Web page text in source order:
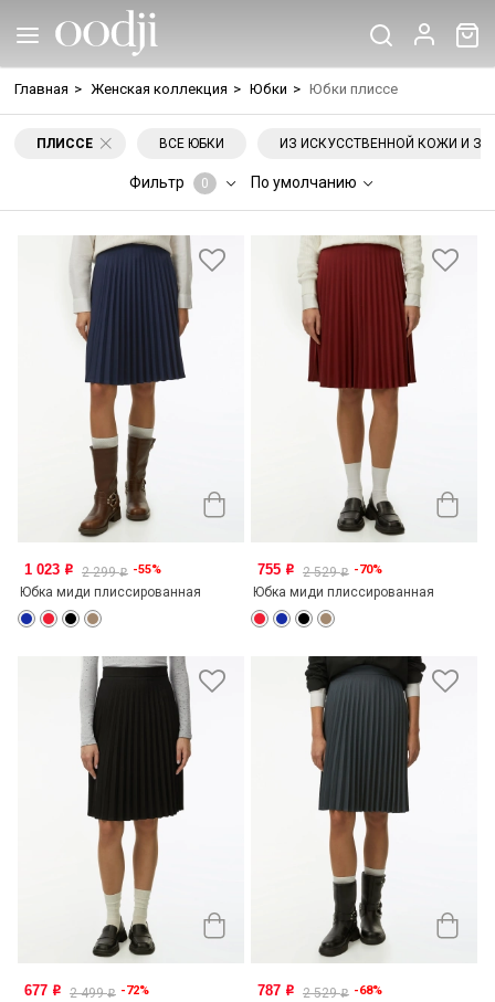
Главная > Женская коллекция > Юбки > Юбки плиссе
ПЛИССЕ ВСЕ ЮБКИ ИЗ ИСКУССТВЕННОЙ КОЖИ И
Фильтр 0 По умолчанию
1 023 o 2 299o -55%
Юбка миди плиссированная
755 o 2 529o -70%
Юбка миди плиссированная
677 o 2 499o -72% 787 o 2 529o -68%